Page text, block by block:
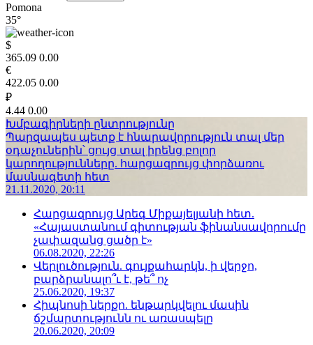
Pomona
35°
$
365.09 0.00
€
422.05 0.00
₽
4.44 0.00
Խմբագիրների ընտրությունը
Պարզապես պետք է հնարավորություն տալ մեր
օդաչուներին՝ ցույց տալ իրենց բոլոր
կարողությունները. հարցազրույց փորձառու
մասնագետի հետ
21.11.2020, 20:11
Հարցազրույց Արեգ Միքայելյանի հետ.
«Հայաստանում գիտության ֆինանսավորումը
չափազանց ցածր է»
06.08.2020, 22:26
Վերլուծություն. գույքահարկն, ի վերջո,
բարձրանալո՞ւ է, թե՞ ոչ
25.06.2020, 19:37
Հիպնոսի ներքո. ենթարկվելու մասին
ճշմարտությունն ու առասպելը
20.06.2020, 20:09